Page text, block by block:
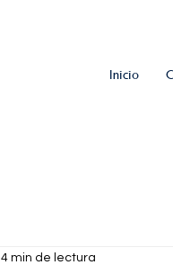
Inicio
4 min de lectura